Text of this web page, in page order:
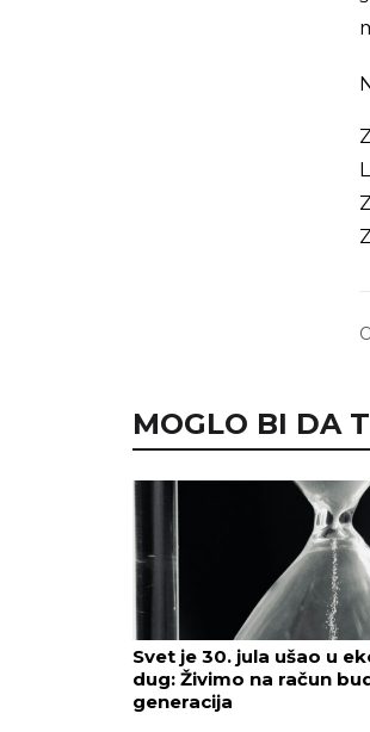
MOGLO BI DA
Svet je 30. jula ušao u
dug: Živimo na račun
generacija